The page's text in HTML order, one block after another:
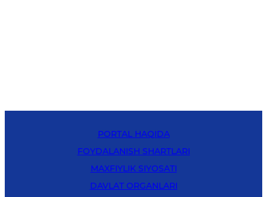
PORTAL HAQIDA
FOYDALANISH SHARTLARI
MAXFIYLIK SIYOSATI
DAVLAT ORGANLARI